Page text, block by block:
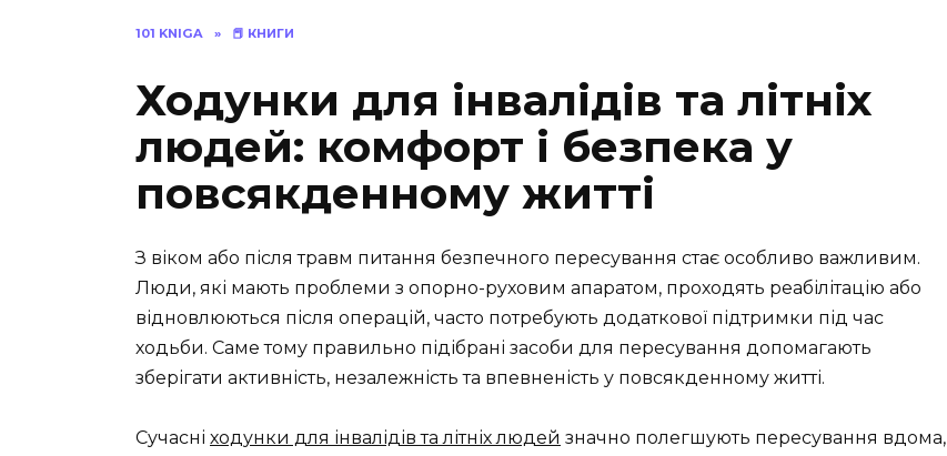
101 KNIGA » 📕 КНИГИ
Ходунки для інвалідів та літніх
людей: комфорт і безпека у
повсякденному житті
З віком або після травм питання безпечного пересування стає особливо важливим.
Люди, які мають проблеми з опорно-руховим апаратом, проходять реабілітацію або
відновлюються після операцій, часто потребують додаткової підтримки під час
ходьби. Саме тому правильно підібрані засоби для пересування допомагають
зберігати активність, незалежність та впевненість у повсякденному житті.
Сучасні ходунки для інвалідів та літніх людей значно полегшують пересування вдома,